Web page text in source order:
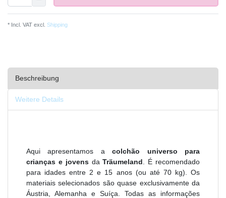
* Incl. VAT excl. Shipping
Beschreibung
Weitere Details
Aqui apresentamos acolchão universo para
crianças e jovensdaTräumeland . É recomendado
para idades entre 2 e 15 anos (ou até 70 kg). Os
materiais selecionados são quase exclusivamente da
Áustria, Alemanha e Suíça. Todas as informações